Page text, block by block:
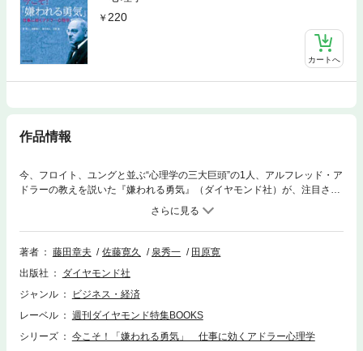
220
カートへ
作品情報
今、フロイト、ユングと並ぶ“心理学の三大巨頭”の1人、アルフレッド・ア
ドラーの教えを説いた『嫌われる勇気』（ダイヤモンド社）が、注目され
ている。職場の上司や部下とのコミュニケーションを改善し、夫婦関係や
子育ての悩みもシンプルに解決してくれる「アドラー心理学」。考え方を
学び、実践することで、きっとあなたの仕事や家庭が変わるはずだ。『週
刊ダイヤモンド』（2014年6月28日号）の第2特集を電子化したもので
著者 藤田章夫 佐藤寛久 泉秀一
田原寛
出版社
ダイヤモンド社
ジャンル
ビジネス・経済
レーベル
週刊ダイヤモンド特集BOOKS
シリーズ
今こそ！「嫌われる勇気」 仕事に効くアドラー心理学